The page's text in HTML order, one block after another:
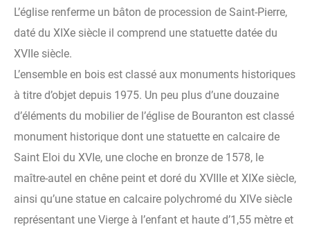
L’église renferme un bâton de procession de Saint-Pierre,
daté du XIXe siècle il comprend une statuette datée du
XVIIe siècle.
L’ensemble en bois est classé aux monuments historiques
à titre d’objet depuis 1975. Un peu plus d’une douzaine
d’éléments du mobilier de l’église de Bouranton est classé
monument historique dont une statuette en calcaire de
Saint Eloi du XVIe, une cloche en bronze de 1578, le
maître-autel en chêne peint et doré du XVIIIe et XIXe siècle,
ainsi qu’une statue en calcaire polychromé du XIVe siècle
représentant une Vierge à l’enfant et haute d’1,55 mètre et